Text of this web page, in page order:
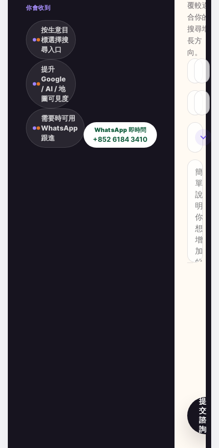
你會收到
按生意目
標選擇搜
尋入口
提升
Google
/ AI / 地
圖可見度
需要時可用
WhatsApp
跟進
WhatsApp 即時問
+852 6184 3410
覆較適
合你的
搜尋增
長方
向。
SEO
提
交
諮
詢